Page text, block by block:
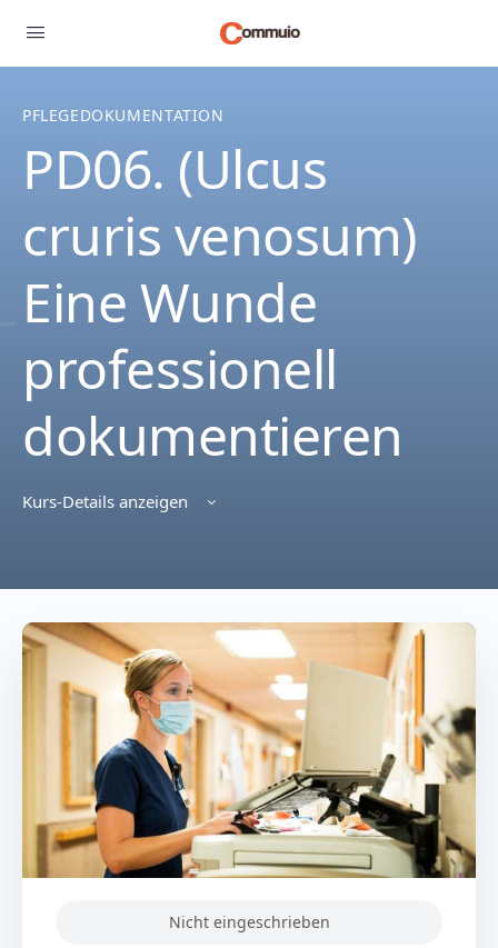
PFLEGEDOKUMENTATION
PD06. (Ulcus
cruris venosum)
Eine Wunde
professionell
dokumentieren
Kurs-Details anzeigen
Nicht eingeschrieben